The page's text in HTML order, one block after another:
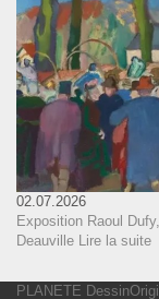
02.07.2026
Exposition Raoul
Deauville Lire la suite
PLANETE